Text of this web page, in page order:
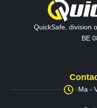
QuickSafe, division
BE
Ma -